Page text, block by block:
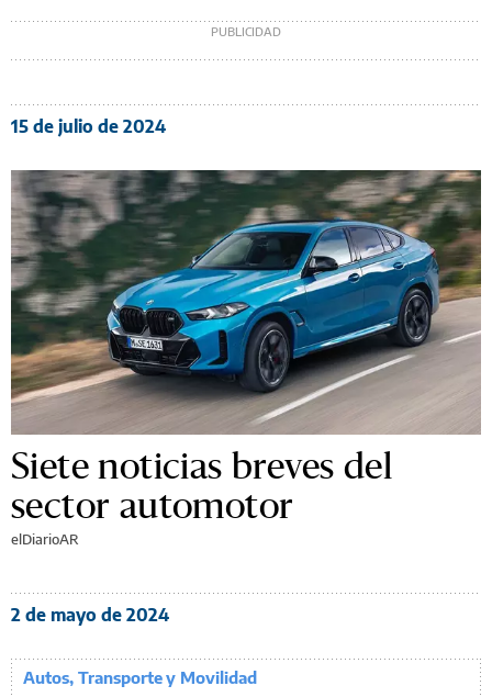
15 de julio de 2024
Siete noticias breves del
sector automotor
elDiarioAR
2 de mayo de 2024
Autos, Transporte y Movilidad